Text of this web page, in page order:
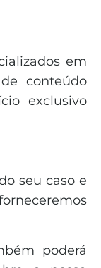
em
conteúdo
exclusivo
seu caso e
poderá